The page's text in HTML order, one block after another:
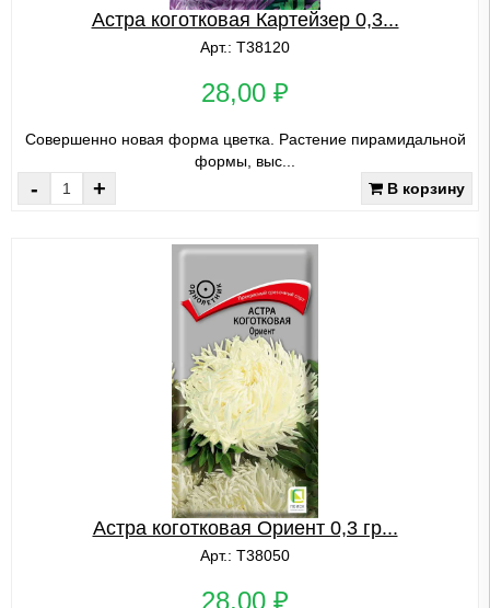
Астра коготковая Картейзер 0,3...
Арт.: Т38120
28,00 ₽
Совершенно новая форма цветка. Растение пирамидальной
формы, выс...
- + В корзину
Астра коготковая Ориент 0,3 гр...
Арт.: Т38050
28,00 ₽